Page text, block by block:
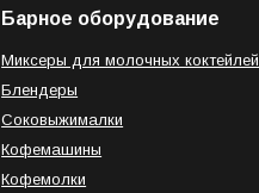
Барное оборудование
Миксеры для молочных коктейлей
Блендеры
Соковыжималки
Кофемашины
Кофемолки